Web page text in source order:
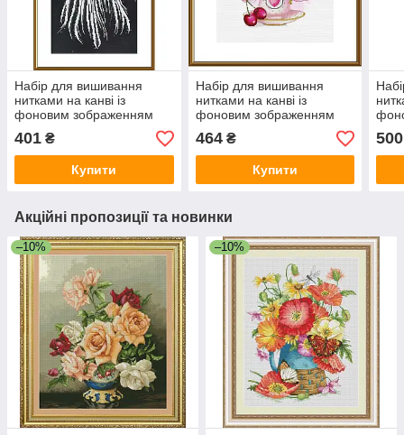
Набір для вишивання
нитками на канві із
фоновим зображенням
Дама в білому СВ3233
401 ₴
Купити
Набір для вишивання
нитками на канві із
фоновим зображенням
Соковитий букет СР2300
464₴
Купити
500
Акційні пропозиції та новинки
–10% –10%